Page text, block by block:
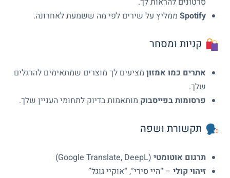
Spotify ממליץ על שירים לפי מה ששמעת לאחרונה.
קניות ומסחר
אתרים כמו אמזון מציעים לך מוצרים שמתאימים להרגלים
שלך.
פרסומות בפייסבוק מותאמות בדיוק לתחומי העניין שלך.
תקשורת ושפה
תרגום אוטומטי (Google Translate, DeepL)
זיהוי קולי – “היי סירי”, “אוקיי גוגל”